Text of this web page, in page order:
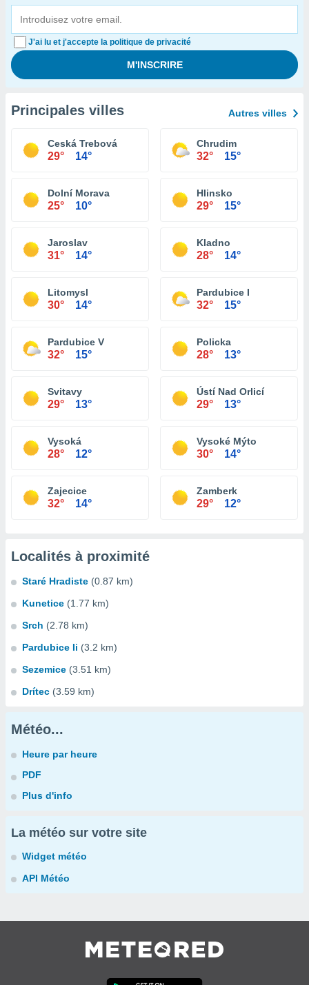
J'ai lu et j'accepte la politique de privacité
Principales villes Autres villes
Ceská Trebová
29° 14°
Chrudim
32° 15°
Dolní Morava
25° 10°
Hlinsko
29° 15°
Jaroslav
31° 14°
Kladno
28° 14°
Litomysl
30° 14°
Pardubice I
32° 15°
Pardubice V
32° 15°
Policka
28° 13°
Svitavy
29° 13°
Ústí Nad Orlicí
29° 13°
Vysoká
28° 12°
Vysoké Mýto
30° 14°
Zajecice
32° 14°
Zamberk
29° 12°
Localités à proximité
Staré Hradiste (0.87 km)
Kunetice (1.77 km)
Srch (2.78 km)
Pardubice Ii (3.2 km)
Sezemice (3.51 km)
Drítec (3.59 km)
Météo...
Heure par heure
PDF
Plus d'info
La météo sur votre site
Widget météo
API Météo